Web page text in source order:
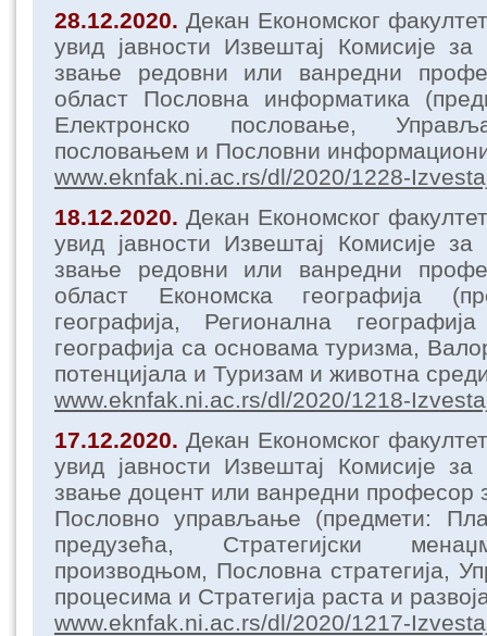
28.12.2020. Декан Економског
увид јавности Извештај Комисије
звање редовни или ванредни
област Пословна информатика
Електронско пословање,
пословањем и Пословни
www.eknfak.ni.ac.rs/dl/2020/1228-
18.12.2020. Декан Економског
увид јавности Извештај Комисије
звање редовни или ванредни
област Економска географија
географија, Регионална
географија са основама туризма,
потенцијала и Туризам и животна
www.eknfak.ni.ac.rs/dl/2020/1218-
17.12.2020. Декан Економског
увид јавности Извештај Комисије
звање доцент или ванредни професор
Пословно управљање (предмети:
предузећа, Стратегијски
производњом, Пословна стратегија,
процесима и Стратегија раста и
www.eknfak.ni.ac.rs/dl/2020/1217-